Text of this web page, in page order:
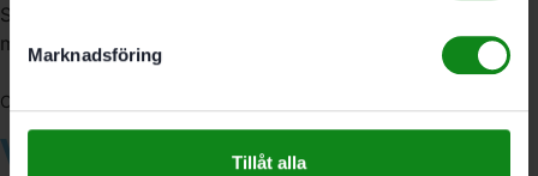
Marknadsföring
Tillåt alla
Sverige. Av oss får du professionell service av
medarbetare med gedigen erfarenhet.
Org. nr:
Våra öppettider